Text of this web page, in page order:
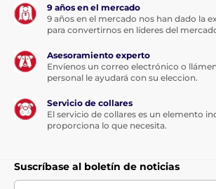
9 años en el mercado
9 años en el mercado nos han dado la
para convertirnos en líderes del
Asesoramiento experto
Envíenos un correo electrónico o
personal le ayudará con su eleccion.
Servicio de collares
El servicio de collares es un elemento
proporciona lo que necesita.
Suscríbase al boletín de noticias